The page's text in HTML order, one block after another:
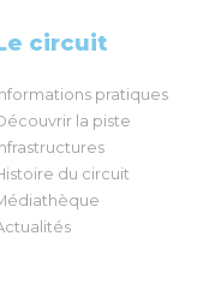
circuit
pratiques
la piste
du circuit